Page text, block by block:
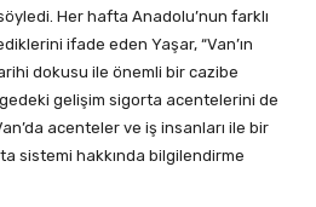
Her hafta Anadolu’nun farklı
ifade eden Yaşar, “Van’ın
dokusu ile önemli bir cazibe
gelişim sigorta acentelerini de
acenteler ve iş insanları ile bir
sistemi hakkında bilgilendirme